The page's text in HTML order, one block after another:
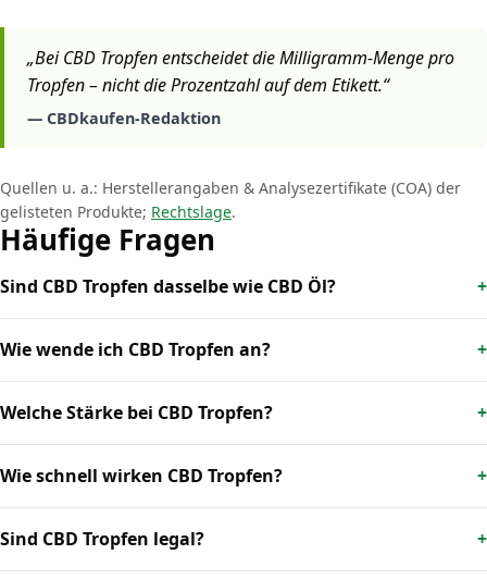
„Bei CBD Tropfen entscheidet die Milligramm-Menge pro
Tropfen – nicht die Prozentzahl auf dem Etikett.“
— CBDkaufen-Redaktion
Quellen u. a.: Herstellerangaben & Analysezertifikate (COA) der
gelisteten Produkte; Rechtslage.
Häufige Fragen
Sind CBD Tropfen dasselbe wie CBD Öl?
Wie wende ich CBD Tropfen an?
Welche Stärke bei CBD Tropfen?
Wie schnell wirken CBD Tropfen?
Sind CBD Tropfen legal?